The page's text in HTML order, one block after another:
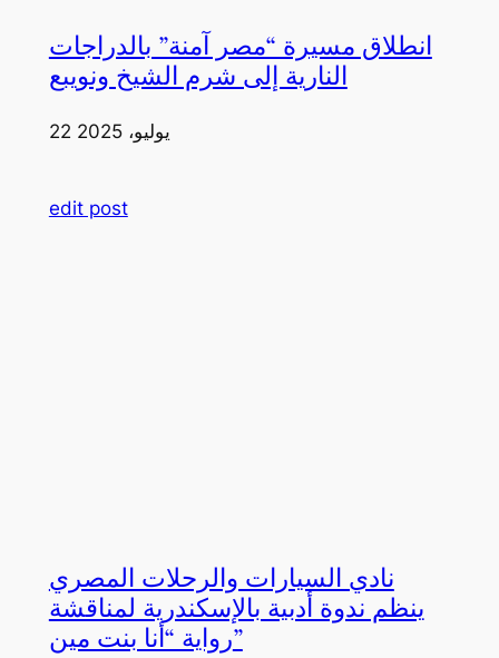
انطلاق مسيرة “مصر آمنة” بالدراجات
النارية إلى شرم الشيخ ونويبع
22 يوليو، 2025
edit post
نادي السيارات والرحلات المصري
ينظم ندوة أدبية بالإسكندرية لمناقشة
رواية “أنا بنت مين”